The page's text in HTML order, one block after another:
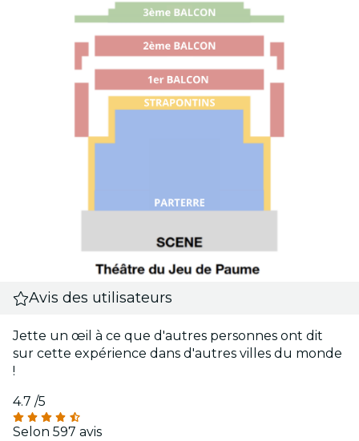
Avis des utilisateurs
Jette un œil à ce que d'autres personnes ont dit
sur cette expérience dans d'autres villes du monde
!
4.7 /5
Selon 597 avis